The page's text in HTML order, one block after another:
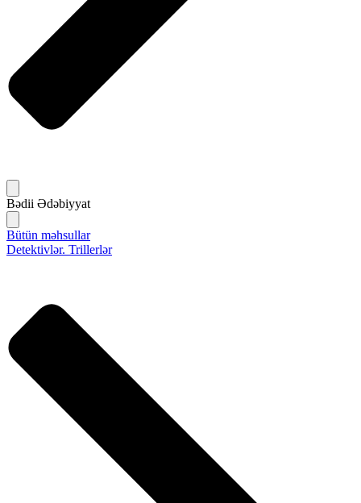
Bədii Ədəbiyyat
Bütün məhsullar
Detektivlər. Trillerlər